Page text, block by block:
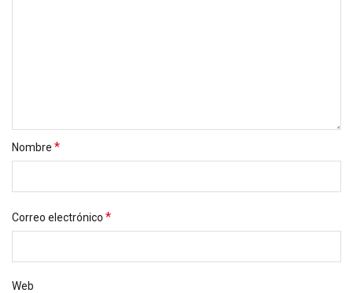
Nombre *
Correo electrónico *
Web